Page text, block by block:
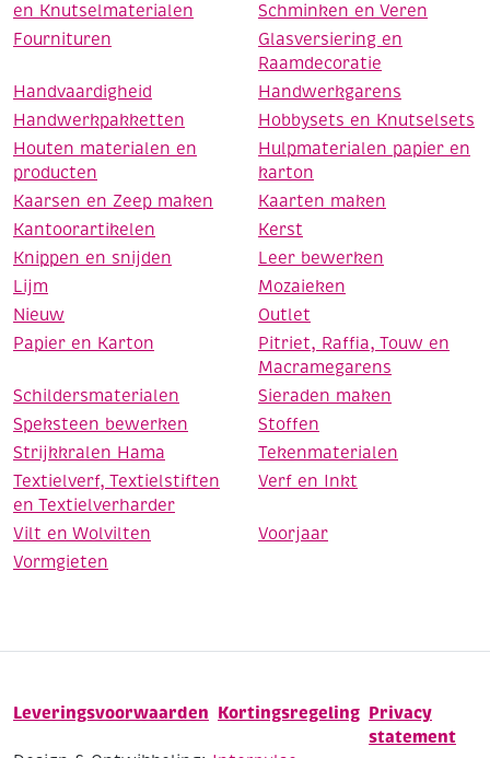
en Knutselmaterialen
Schminken en Veren
Fournituren
Glasversiering en
Raamdecoratie
Handvaardigheid
Handwerkgarens
Handwerkpakketten
Hobbysets en Knutselsets
Houten materialen en
producten
Hulpmaterialen papier en
karton
Kaarsen en Zeep maken
Kaarten maken
Kantoorartikelen
Kerst
Knippen en snijden
Leer bewerken
Lijm
Mozaieken
Nieuw
Outlet
Papier en Karton
Pitriet, Raffia, Touw en
Macramegarens
Schildersmaterialen
Sieraden maken
Speksteen bewerken
Stoffen
Strijkkralen Hama
Tekenmaterialen
Textielverf, Textielstiften
en Textielverharder
Verf en Inkt
Vilt en Wolvilten
Voorjaar
Vormgieten
Leveringsvoorwaarden Kortingsregeling Privacy
statement